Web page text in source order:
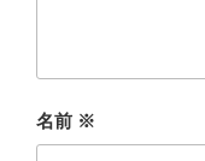
名前 ※